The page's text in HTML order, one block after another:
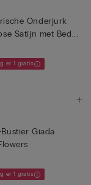
Onderjurk
Satijn met Bed...
er 1 gratis
Giada
er 1 gratis